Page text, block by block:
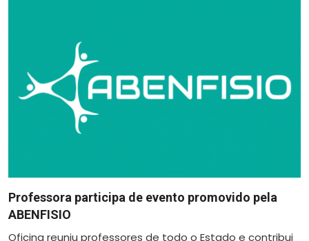
Professora participa de evento promovido pela
ABENFISIO
Oficina reuniu professores de todo o Estado e contribui